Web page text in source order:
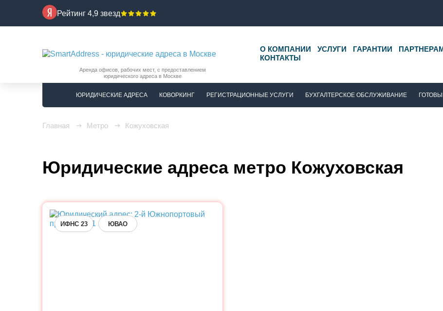
Рейтинг 4,9 звезд
Аренда офисов, рабочих мест, с предоставлением
юридического адреса в Москве
О КОМПАНИИ УСЛУГИ ГАРАНТИИ
КОНТАКТЫ
ЮРИДИЧЕСКИЕ АДРЕСА КОВОРКИНГ РЕГИСТРАЦИОННЫЕ УСЛУГИ БУХГАЛТЕРСКОЕ ОБСЛУЖИВАНИЕ
Главная Метро Кожуховская
Юридические адреса метро Кожуховская
ИФНС 23 ЮВАО